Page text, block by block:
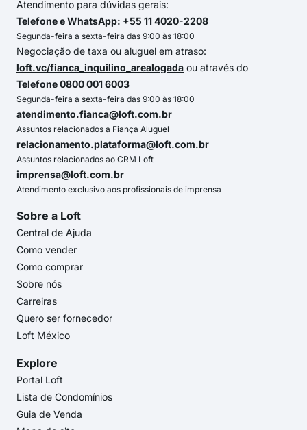
Atendimento para dúvidas gerais:
Telefone e WhatsApp: +55 11 4020-2208
Segunda-feira a sexta-feira das 9:00 às 18:00
Negociação de taxa ou aluguel em atraso:
loft.vc/fianca_inquilino_arealogada ou através do
Telefone 0800 001 6003
Segunda-feira a sexta-feira das 9:00 às 18:00
atendimento.fianca@loft.com.br
Assuntos relacionados a Fiança Aluguel
relacionamento.plataforma@loft.com.br
Assuntos relacionados ao CRM Loft
imprensa@loft.com.br
Atendimento exclusivo aos profissionais de imprensa
Sobre a Loft
Central de Ajuda
Como vender
Como comprar
Sobre nós
Carreiras
Quero ser fornecedor
Loft México
Explore
Portal Loft
Lista de Condomínios
Guia de Venda